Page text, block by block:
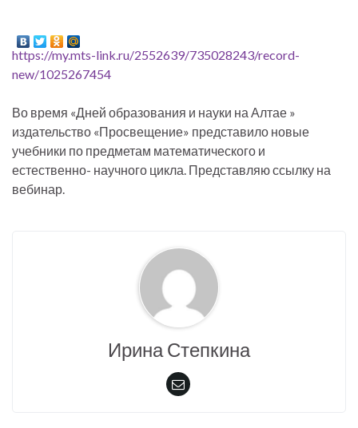
https://my.mts-link.ru/2552639/735028243/record-
new/1025267454
Во время «Дней образования и науки на Алтае »
издательство «Просвещение» представило новые
учебники по предметам математического и
естественно- научного цикла. Представляю ссылку на
вебинар.
Ирина Степкина